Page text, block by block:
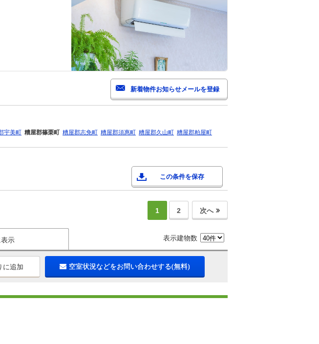
宇美町 糟屋郡篠栗町 糟屋郡志免町 糟屋郡須惠町 糟屋郡久山町 糟屋郡粕屋町
この条件を保存
1 2 次へ
示 表示建物数
に追加 空室状況などをお問い合わせする(無料)